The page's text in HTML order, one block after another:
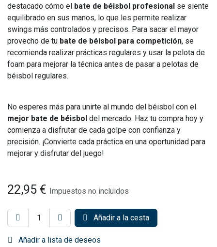
destacado cómo el bate de béisbol profesional se siente
equilibrado en sus manos, lo que les permite realizar
swings más controlados y precisos. Para sacar el mayor
provecho de tu bate de béisbol para competición, se
recomienda realizar prácticas regulares y usar la pelota de
foam para mejorar la técnica antes de pasar a pelotas de
béisbol regulares.
No esperes más para unirte al mundo del béisbol con el
mejor bate de béisbol del mercado. Haz tu compra hoy y
comienza a disfrutar de cada golpe con confianza y
precisión. ¡Convierte cada práctica en una oportunidad para
mejorar y disfrutar del juego!
22,95 € Impuestos no incluidos
Añadir a la cesta
Añadir a lista de deseos